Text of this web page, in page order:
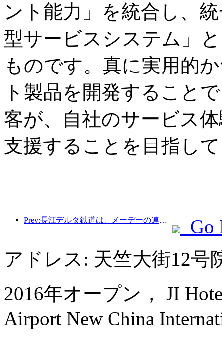
ント能力」を統合し、
型サービスシステム」
ものです。真に実用的
ト製品を開発すること
客が、自社のサービス
支援することを目指し
Prev:長江デルタ鉄道は、メーデーの連休期間中に2138万人以上の乗客を輸送した。
Go
アドレス: 天竺大街12号
2016年オープン， JI
Airport New China